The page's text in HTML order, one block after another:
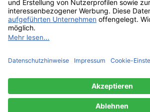
Datenschutz
SSL-